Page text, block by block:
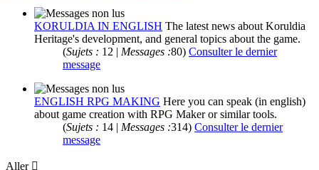
KORULDIA IN ENGLISH The latest news about Koruldia
Heritage's development, and general topics about the game.
(Sujets : 12 | Messages :80) Consulter le dernier
message
ENGLISH RPG MAKING Here you can speak (in english)
about game creation with RPG Maker or similar tools.
(Sujets : 14 | Messages :314) Consulter le dernier
message
Aller